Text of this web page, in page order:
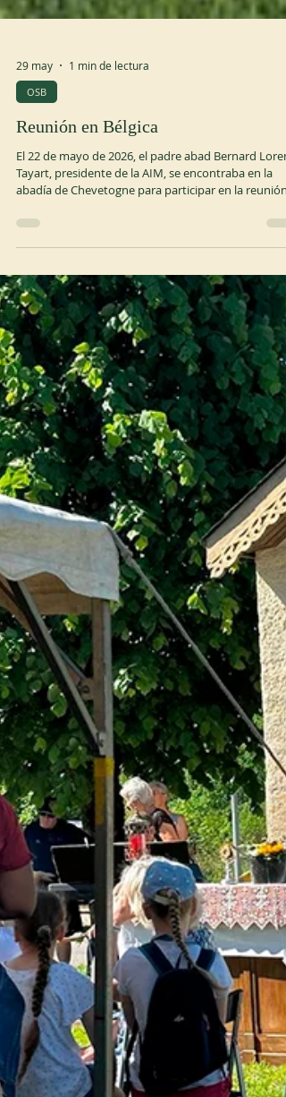
Reunión en Bélgica
El 22 de mayo de 2026, el padre abad Bernard Lorent
Tayart, presidente de la AIM, se encontraba en la
abadía de Chevetogne para participar en la reunión
de la Enciclopedia Benedictina. Se trata de una
Fundación que concede ayudas a la investigación
histórica sobre la orden de San Benito, en particular
la Revue bénédictine, a la revista Mabillon y también
al Boletín de la AIM. El padre abad de Chevetogne, el
prior de Maredsous y el padre abad Bernard
representan a los bened